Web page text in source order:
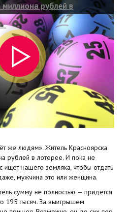
рублей в
же людям». Житель Красноярска
рублей в лотерее. И пока не
ищет нашего земляка, чтобы отдать
мужчина это или женщина.
сумму не полностью — придется
195 тысяч. За выигрышем